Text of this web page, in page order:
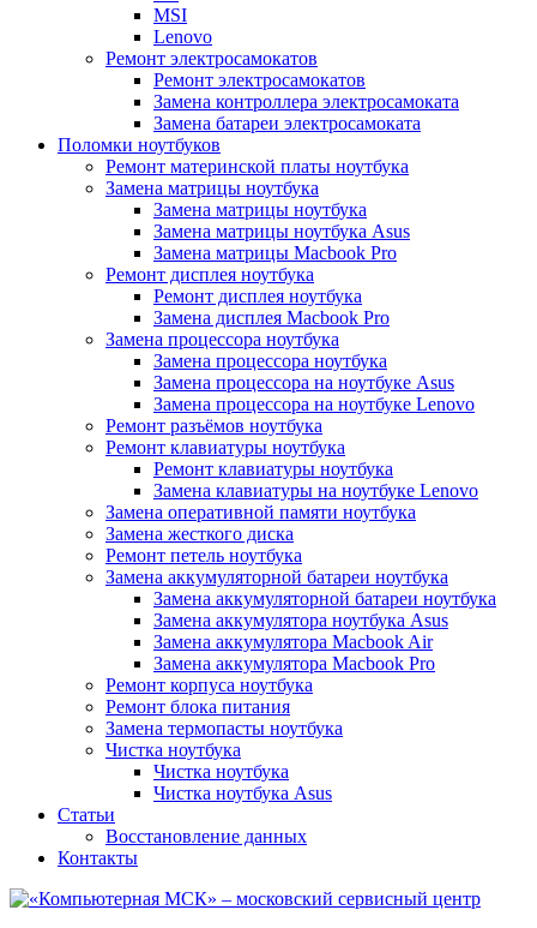
MSI
Lenovo
Ремонт электросамокатов
Ремонт электросамокатов
Замена контроллера электросамоката
Замена батареи электросамоката
Поломки ноутбуков
Ремонт материнской платы ноутбука
Замена матрицы ноутбука
Замена матрицы ноутбука
Замена матрицы ноутбука Asus
Замена матрицы Macbook Pro
Ремонт дисплея ноутбука
Ремонт дисплея ноутбука
Замена дисплея Macbook Pro
Замена процессора ноутбука
Замена процессора ноутбука
Замена процессора на ноутбуке Asus
Замена процессора на ноутбуке Lenovo
Ремонт разъёмов ноутбука
Ремонт клавиатуры ноутбука
Ремонт клавиатуры ноутбука
Замена клавиатуры на ноутбуке Lenovo
Замена оперативной памяти ноутбука
Замена жесткого диска
Ремонт петель ноутбука
Замена аккумуляторной батареи ноутбука
Замена аккумуляторной батареи ноутбука
Замена аккумулятора ноутбука Asus
Замена аккумулятора Macbook Air
Замена аккумулятора Macbook Pro
Ремонт корпуса ноутбука
Ремонт блока питания
Замена термопасты ноутбука
Чистка ноутбука
Чистка ноутбука
Чистка ноутбука Asus
Статьи
Восстановление данных
Контакты